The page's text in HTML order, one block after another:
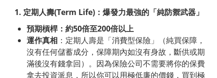
1. 定期人壽(Term Life) ：爆發力最強的「純防禦武器」
預期槓桿：約50倍至200倍以上
運作真相 ：定期人壽是「消費型保險」（純買保障，
沒有任何儲蓄成分，保障期內如沒有身故，斷供或期
滿後沒有錢拿回）。因為保險公司不需要將你的保費
拿去投資派息，所以你可以用極低廉的價錢，買到極